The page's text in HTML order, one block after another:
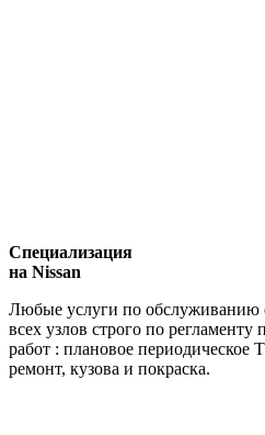
Специализация
на Nissan
Любые услуги по обслуживанию
всех узлов строго по
работ : плановое периодическое
ремонт, кузова и покраска.